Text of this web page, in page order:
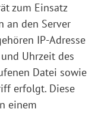
zum Einsatz
an den Server
IP-Adresse
Uhrzeit des
Datei sowie
erfolgt. Diese
einem